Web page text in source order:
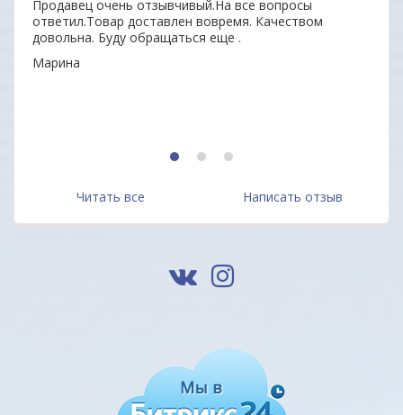
Продавец очень отзывчивый.На все вопросы
ответил.Товар доставлен вовремя. Качеством
довольна. Буду обращаться еще .
Марина
1 2 3
Читать все Написать отзыв